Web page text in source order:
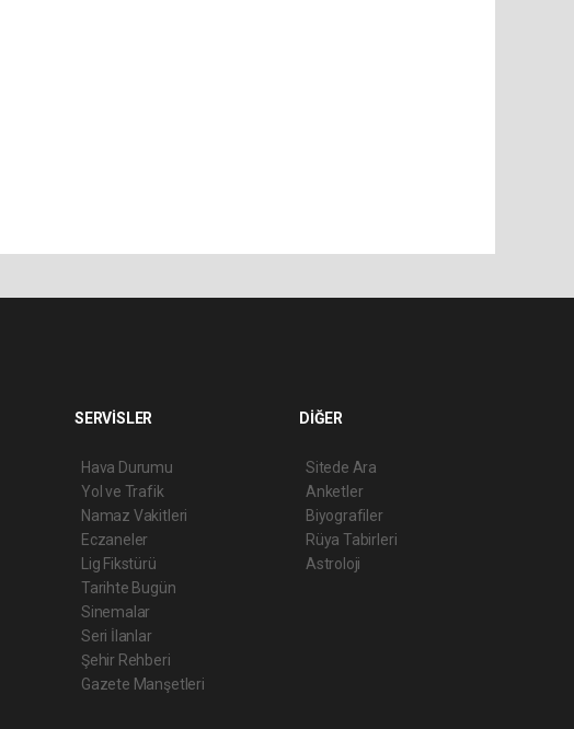
SERVİSLER
Hava Durumu
Yol ve Trafik
Namaz Vakitleri
Eczaneler
Lig Fikstürü
Tarihte Bugün
Sinemalar
Seri İlanlar
Şehir Rehberi
Gazete Manşetleri
DİĞER
Sitede Ara
Anketler
Biyografiler
Rüya Tabirleri
Astroloji